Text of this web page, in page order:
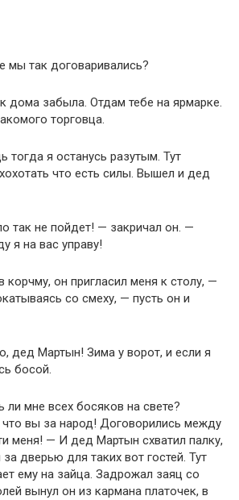
мы так договаривались?
дома забыла. Отдам тебе на ярмарке.
торговца.
тогда я останусь разутым. Тут
что есть силы. Вышел и дед
так не пойдет! — закричал он. —
я на вас управу!
он пригласил меня к столу, —
со смеху, — пусть он и
дед Мартын! Зима у ворот, и если я
босой.
ли мне всех босяков на свете?
что вы за народ! Договорились между
меня! — И дед Мартын схватил палку,
дверью для таких вот гостей. Тут
ему на зайца. Задрожал заяц со
вынул он из кармана платочек, в